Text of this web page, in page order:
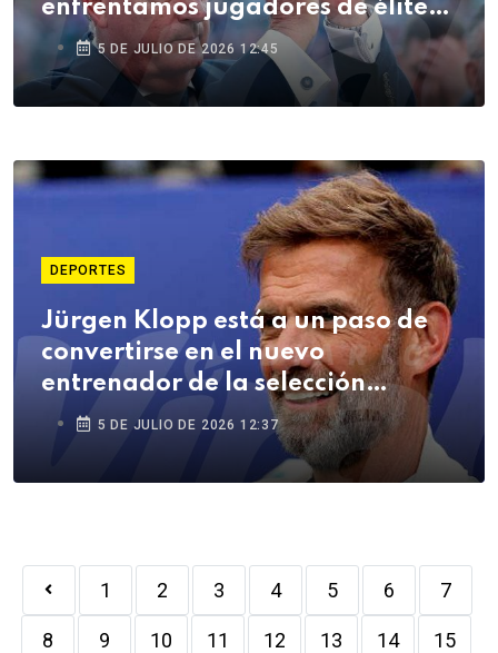
enfrentamos jugadores de élite
mundial, los nuestros vienen de
vidas muy duras”
5 DE JULIO DE 2026 12:45
DEPORTES
Jürgen Klopp está a un paso de
convertirse en el nuevo
entrenador de la selección
alemana
5 DE JULIO DE 2026 12:37
1 2 3 4 5 6 7
8 9 10 11 12 13 14 15